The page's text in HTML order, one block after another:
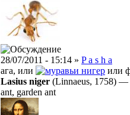
28/07/2011 - 15:14 » P a s h a
ага, или
нигер или
Lasius niger (Linnaeus, 1758) —
ant, garden ant